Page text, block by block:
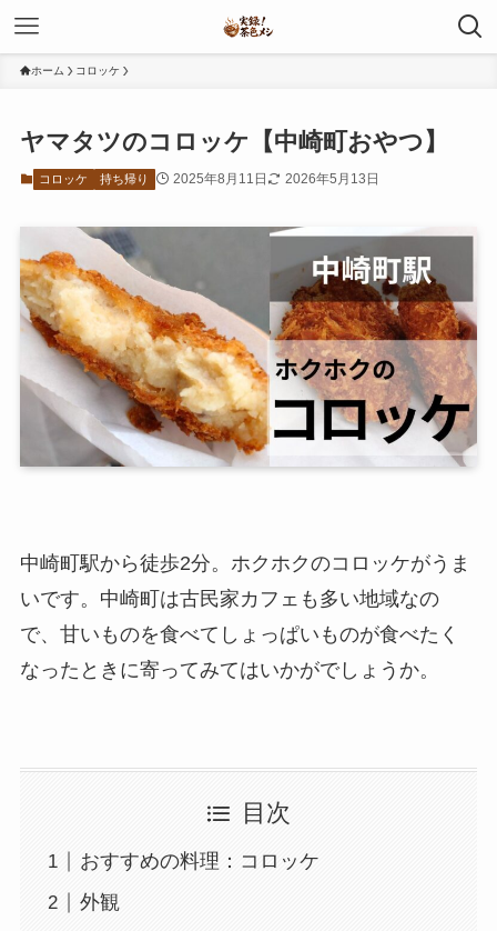
ホーム コロッケ
ヤマタツのコロッケ【中崎町おやつ】
コロッケ 持ち帰り 2025年8月11日 2026年5月13日
中崎町駅から徒歩2分。ホクホクのコロッケがうま
いです。中崎町は古民家カフェも多い地域なの
で、甘いものを食べてしょっぱいものが食べたく
なったときに寄ってみてはいかがでしょうか。
目次
おすすめの料理：コロッケ
外観